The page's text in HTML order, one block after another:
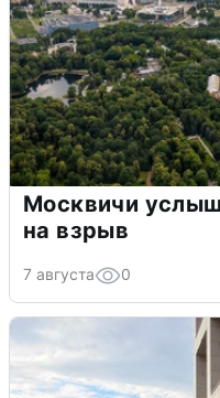
Москвичи
на взрыв
7 августа 0